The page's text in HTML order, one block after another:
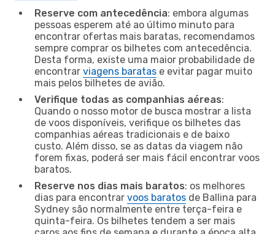
Reserve com antecedência: embora algumas
pessoas esperem até ao último minuto para
encontrar ofertas mais baratas, recomendamos
sempre comprar os bilhetes com antecedência.
Desta forma, existe uma maior probabilidade de
encontrar viagens baratas e evitar pagar muito
mais pelos bilhetes de avião.
Verifique todas as companhias aéreas:
Quando o nosso motor de busca mostrar a lista
de voos disponíveis, verifique os bilhetes das
companhias aéreas tradicionais e de baixo
custo. Além disso, se as datas da viagem não
forem fixas, poderá ser mais fácil encontrar voos
baratos.
Reserve nos dias mais baratos: os melhores
dias para encontrar voos baratos de Ballina para
Sydney são normalmente entre terça-feira e
quinta-feira. Os bilhetes tendem a ser mais